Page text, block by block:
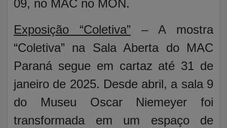
09, no MAC no MON.
Exposição “Coletiva” – A mostra
“Coletiva” na Sala Aberta do MAC
Paraná segue em cartaz até 31 de
janeiro de 2025. Desde abril, a sala 9
do Museu Oscar Niemeyer foi
transformada em um espaço de